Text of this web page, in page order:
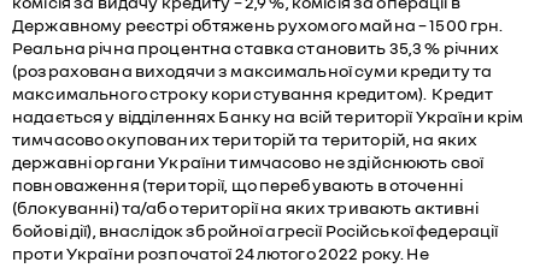
Державному реєстрі обтяжень рухомого майна – 1500 грн.
Реальна річна процентна ставка становить 35,3 % річних
(розрахована виходячи з максимальної суми кредиту та
максимального строку користування кредитом). Кредит
надається у відділеннях Банку на всій території України крім
тимчасово окупованих територій та територій, на яких
державні органи України тимчасово не здійснюють свої
повноваження (території, що перебувають в оточенні
(блокуванні) та/або території на яких тривають активні
бойові дії), внаслідок збройної агресії Російської федерації
проти України розпочатої 24 лютого 2022 року. Не